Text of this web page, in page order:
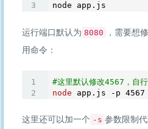
node app.js
运行端口默认为 8080 ，需要想
用命令：
#这里默认修改4567，自
node app.js -p 4567
这里还可以加一个 -s 参数限制